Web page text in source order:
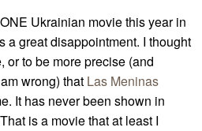
Ukrainian movie this year in
a great disappointment. I thought
or to be more precise (and
wrong) that Las Meninas
It has never been shown in
is a movie that at least I